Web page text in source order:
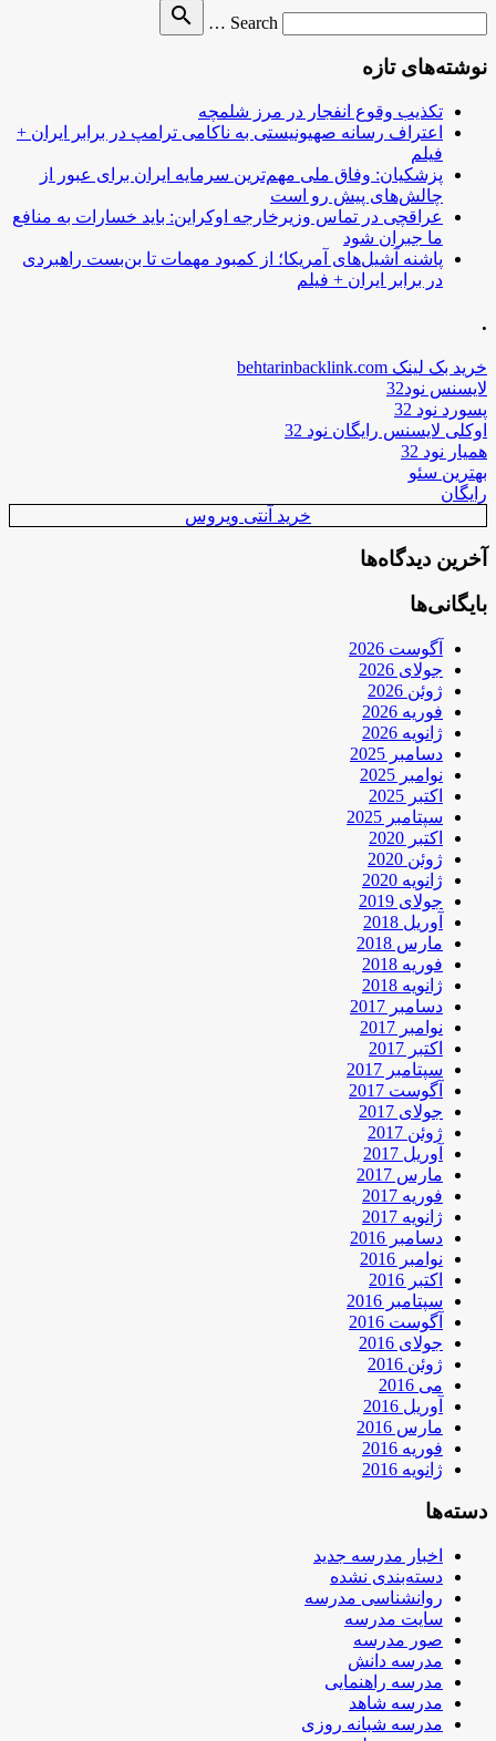
Search …
search
نوشته‌های تازه
تکذیب وقوع انفجار در مرز شلمچه
اعتراف رسانه صهیونیستی به ناکامی ترامپ در برابر ایران +
فیلم
پزشکیان: وفاق ملی مهم‌ترین سرمایه ایران برای عبور از
چالش‌های پیش رو است
عراقچی در تماس وزیرخارجه اوکراین: باید خسارات به منافع
ما جبران شود
پاشنه آشیل‌های آمریکا؛ از کمبود مهمات تا بن‌بست راهبردی
در برابر ایران + فیلم
.
خرید بک لینک behtarinbacklink.com
لایسنس نود32
پسورد نود 32
اوکلی لایسنس رایگان نود 32
همیار نود 32
بهترین سئو
رایگان
خرید آنتی ویروس
آخرین دیدگاه‌ها
بایگانی‌ها
آگوست 2026
جولای 2026
ژوئن 2026
فوریه 2026
ژانویه 2026
دسامبر 2025
نوامبر 2025
اکتبر 2025
سپتامبر 2025
اکتبر 2020
ژوئن 2020
ژانویه 2020
جولای 2019
آوریل 2018
مارس 2018
فوریه 2018
ژانویه 2018
دسامبر 2017
نوامبر 2017
اکتبر 2017
سپتامبر 2017
آگوست 2017
جولای 2017
ژوئن 2017
آوریل 2017
مارس 2017
فوریه 2017
ژانویه 2017
دسامبر 2016
نوامبر 2016
اکتبر 2016
سپتامبر 2016
آگوست 2016
جولای 2016
ژوئن 2016
می 2016
آوریل 2016
مارس 2016
فوریه 2016
ژانویه 2016
دسته‌ها
اخبار مدرسه جدید
دسته‌بندی نشده
روانشناسی مدرسه
سایت مدرسه
صور مدرسه
مدرسه دانش
مدرسه راهنمایی
مدرسه شاهد
مدرسه شبانه روزی